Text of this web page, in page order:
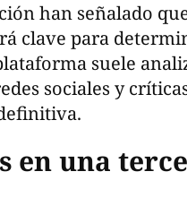
han señalado
clave para
suele
sociales y
en una